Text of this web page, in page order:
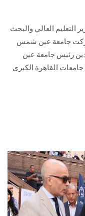
التعليم العالي والبحث
جامعة عين شمس
رئيس جامعة عين
القاهرة الكبرى